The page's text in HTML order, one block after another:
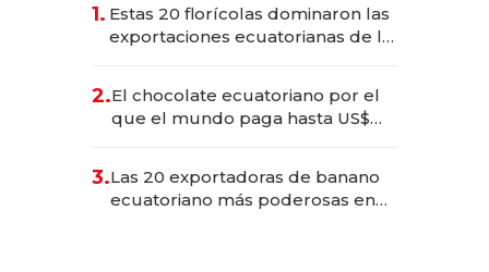
1. Estas 20 florícolas dominaron las
exportaciones ecuatorianas de la
2.El chocolate ecuatoriano por el
que el mundo paga hasta US$
3.Las 20 exportadoras de banano
ecuatoriano más poderosas en